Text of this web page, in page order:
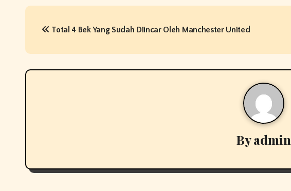
P
s
t
i
Total 4 Bek Yang Sudah Diincar Oleh Manchester United
Byadmin